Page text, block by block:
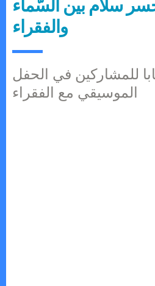
سلام بين السّماء
والفقراء
للمشاركين في الحفل
الموسيقي مع الفقراء